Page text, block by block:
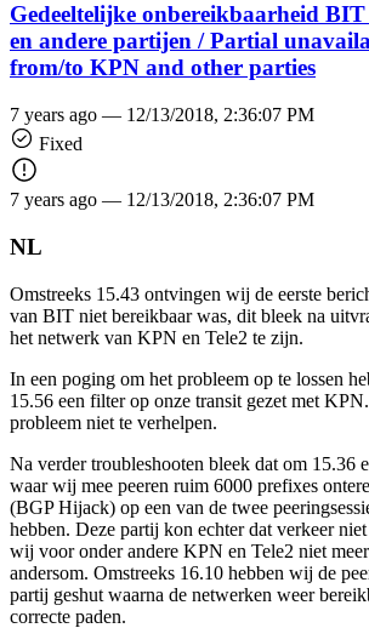
Gedeeltelijke onbereikbaarheid
en andere partijen / Partial
from/to KPN and other parties
7 years ago — 12/13/2018, 2:36:07 PM
Fixed
7 years ago — 12/13/2018, 2:36:07 PM
NL
Omstreeks 15.43 ontvingen wij de eerste
van BIT niet bereikbaar was, dit bleek na
het netwerk van KPN en Tele2 te zijn.
In een poging om het probleem op te lossen
15.56 een filter op onze transit gezet met
probleem niet te verhelpen.
Na verder troubleshooten bleek dat om 15.36
waar wij mee peeren ruim 6000 prefixes
(BGP Hijack) op een van de twee
hebben. Deze partij kon echter dat verkeer
wij voor onder andere KPN en Tele2 niet
andersom. Omstreeks 16.10 hebben wij de
partij geshut waarna de netwerken weer
correcte paden.